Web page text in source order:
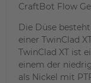
CraftBot Flow
Die Düse
einer TwinClad
TwinClad XT ist
einem der
als Nickel mit